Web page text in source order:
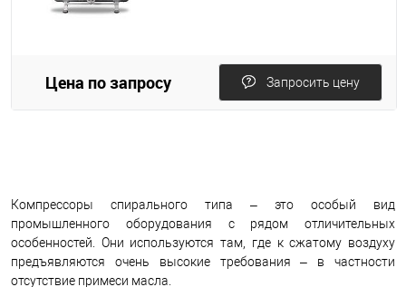
Цена по запросу Запросить цену
Компрессоры спирального типа – это особый вид
промышленного оборудования с рядом отличительных
особенностей. Они используются там, где к сжатому воздуху
предъявляются очень высокие требования – в частности
отсутствие примеси масла.